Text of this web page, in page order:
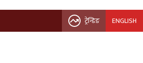
ट्रेन्डिङ ENGLISH